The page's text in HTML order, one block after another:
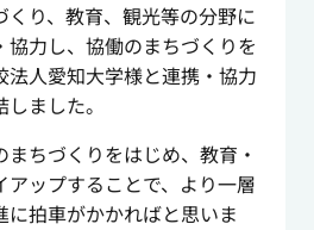
り、教育、観光等の分野に
協力し、協働のまちづくりを
法人愛知大学様と連携・協力
ました。
ちづくりをはじめ、教育・
アップすることで、より一層
に拍車がかかればと思いま